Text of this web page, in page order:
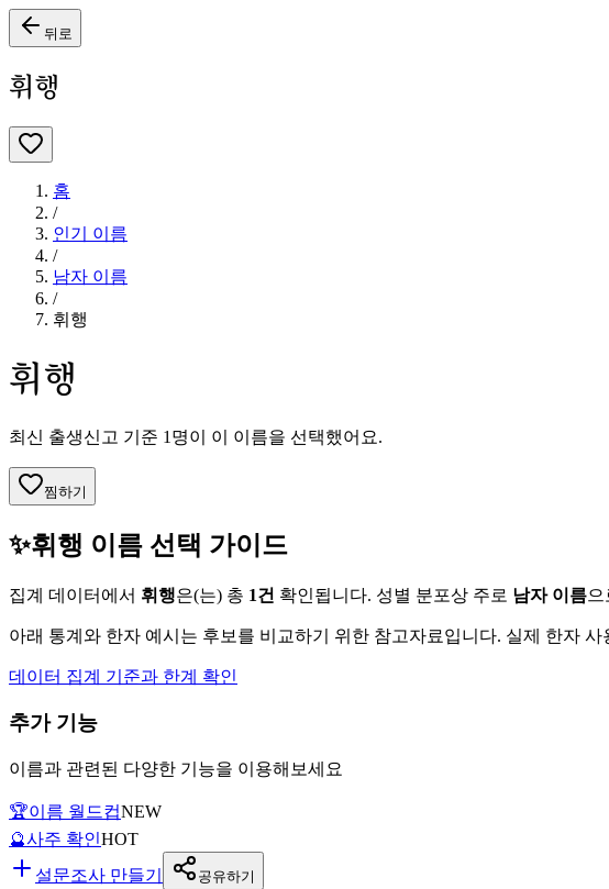
뒤로
휘행
홈
/
인기 이름
/
남자 이름
/
휘행
휘행
최신 출생신고 기준 1 명이 이 이름을 선택했어요.
찜하기
✨휘행 이름 선택 가이드
집계 데이터에서 휘행은(는) 총 1건 확인됩니다. 성별 분포상 주로 남자이름
아래 통계와 한자 예시는 후보를 비교하기 위한 참고자료입니다. 실제 한자
데이터 집계 기준과 한계 확인
추가 기능
이름과 관련된 다양한 기능을 이용해보세요
🏆이름 월드컵NEW
🔮사주 확인HOT
설문조사 만들기
공유하기